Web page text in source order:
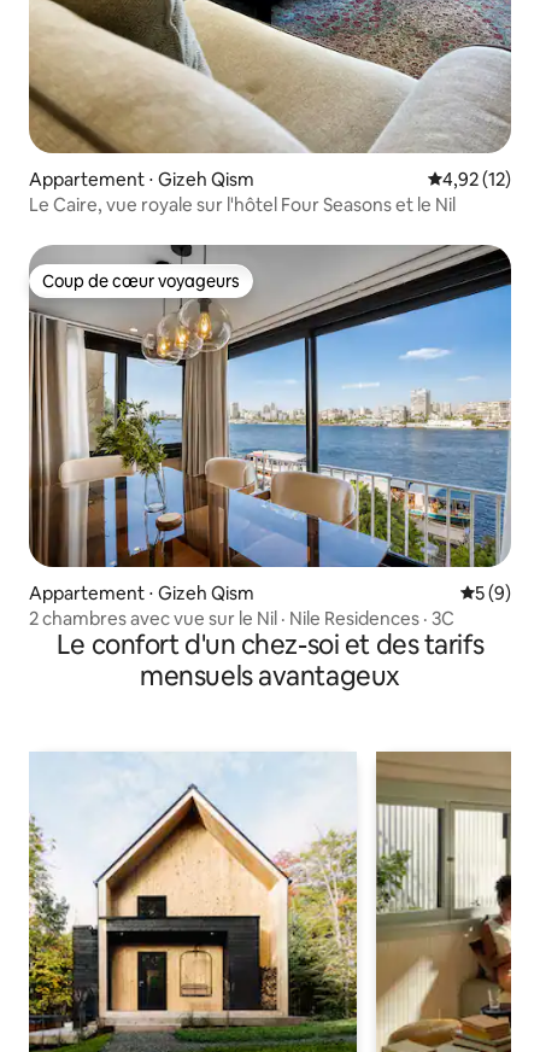
Appartement ⋅ Gizeh Qism Évaluation
4,92 (12)
Le Caire, vue royale sur l'hôtel Four Seasons et le Nil
Coup de cœur voyageurs
Coup de cœur voyageurs
Appartement ⋅ Gizeh Qism
5 (9)
2 chambres avec vue sur le Nil · Nile Residences · 3C
Le confort d'un chez-soi et des tarifs
mensuels avantageux